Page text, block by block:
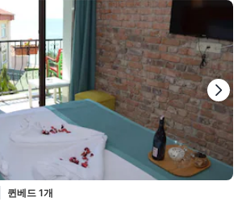
퀸베드 1개